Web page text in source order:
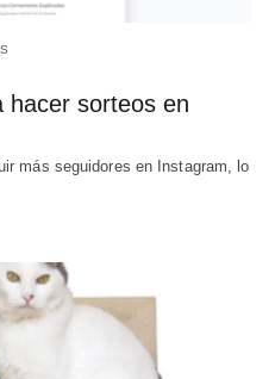
hacer sorteos en
más seguidores en Instagram, lo